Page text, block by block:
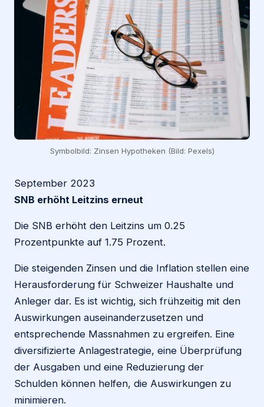
Symbolbild: Zinsen Hypotheken (Bild: Pexels)
September 2023
SNB erhöht Leitzins erneut
Die SNB erhöht den Leitzins um 0.25
Prozentpunkte auf 1.75 Prozent.
Die steigenden Zinsen und die Inflation stellen eine
Herausforderung für Schweizer Haushalte und
Anleger dar. Es ist wichtig, sich frühzeitig mit den
Auswirkungen auseinanderzusetzen und
entsprechende Massnahmen zu ergreifen. Eine
diversifizierte Anlagestrategie, eine Überprüfung
der Ausgaben und eine Reduzierung der
Schulden können helfen, die Auswirkungen zu
minimieren.